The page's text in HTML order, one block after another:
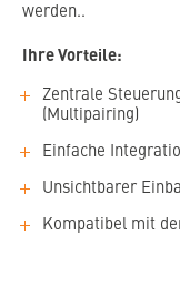
werden..
Ihre Vorteile:
Zentrale
(Multipairing)
Einfache
Unsichtbarer
Kompatibel mit